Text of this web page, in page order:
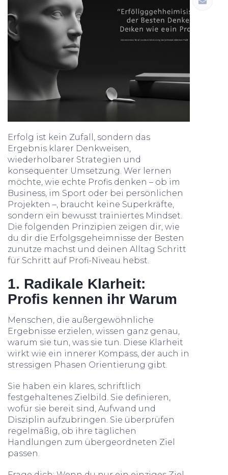
Erfolg ist kein Zufall, sondern das
Ergebnis klarer Denkweisen,
wiederholbarer Strategien und
konsequenter Umsetzung. Wer lernen
möchte, wie echte Profis denken – ob im
Business, im Sport oder bei persönlichen
Projekten –, braucht keine Superkräfte,
sondern ein bewusst trainiertes Mindset.
Die folgenden Prinzipien zeigen dir, wie
du dir die Erfolgsgeheimnisse der Besten
zunutze machst und deinen Alltag Schritt
für Schritt auf Profi-Niveau hebst.
1. Radikale Klarheit:
Profis kennen ihr Warum
Menschen, die außergewöhnliche
Ergebnisse erzielen, wissen ganz genau,
warum sie tun, was sie tun. Diese Klarheit
wirkt wie ein innerer Kompass, der auch in
stressigen Phasen Orientierung gibt.
Sie haben ein klares, schriftlich
festgehaltenes Zielbild. Sie definieren,
wofür sie bereit sind, Aufwand und
Disziplin aufzubringen. Sie überprüfen
regelmäßig, ob ihre täglichen
Handlungen zum übergeordneten Ziel
passen.